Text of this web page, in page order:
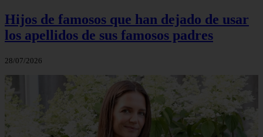
Hijos de famosos que han dejado de usar
los apellidos de sus famosos padres
28/07/2026